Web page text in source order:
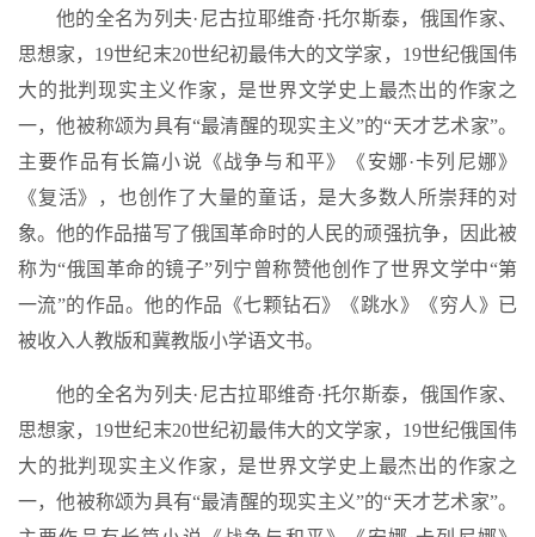
他的全名为列夫·尼古拉耶维奇·托尔斯泰，俄国作家、
思想家，19世纪末20世纪初最伟大的文学家，19世纪俄国伟
大的批判现实主义作家，是世界文学史上最杰出的作家之
一，他被称颂为具有“最清醒的现实主义”的“天才艺术家”。
主要作品有长篇小说《战争与和平》《安娜·卡列尼娜》
《复活》，也创作了大量的童话，是大多数人所崇拜的对
象。他的作品描写了俄国革命时的人民的顽强抗争，因此被
称为“俄国革命的镜子”列宁曾称赞他创作了世界文学中“第
一流”的作品。他的作品《七颗钻石》《跳水》《穷人》已
被收入人教版和冀教版小学语文书。
他的全名为列夫·尼古拉耶维奇·托尔斯泰，俄国作家、
思想家，19世纪末20世纪初最伟大的文学家，19世纪俄国伟
大的批判现实主义作家，是世界文学史上最杰出的作家之
一，他被称颂为具有“最清醒的现实主义”的“天才艺术家”。